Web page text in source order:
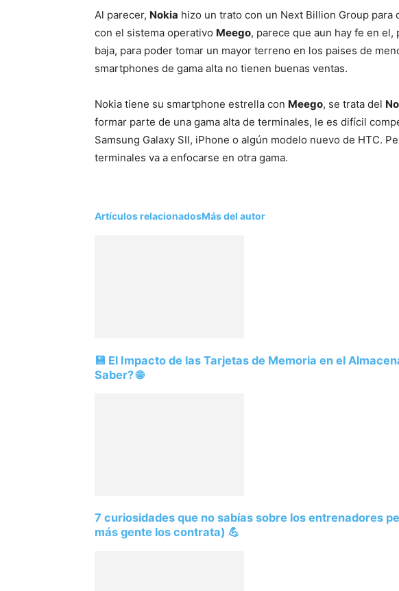
Al parecer, Nokia hizo un trato con un Next Billion Group para
con el sistema operativo Meego, parece que aun hay fe en
baja, para poder tomar un mayor terreno en los paises de
smartphones de gama alta no tienen buenas ventas.
Nokia tiene su smartphone estrella con Meego, se trata del
formar parte de una gama alta de terminales, le es difícil
Samsung Galaxy SII, iPhone o algún modelo nuevo de HTC.
terminales va a enfocarse en otra gama.
Artículos relacionadosMás del autor
💾 El Impacto de las Tarjetas de Memoria en el
Saber? 🌐
7 curiosidades que no sabías sobre los entrenadores
más gente los contrata) 💪